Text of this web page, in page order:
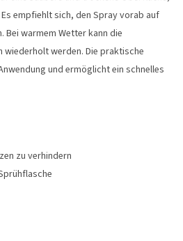
empfiehlt sich, den Spray vorab auf
Bei warmem Wetter kann die
wiederholt werden. Die praktische
und ermöglicht ein schnelles
zu verhindern